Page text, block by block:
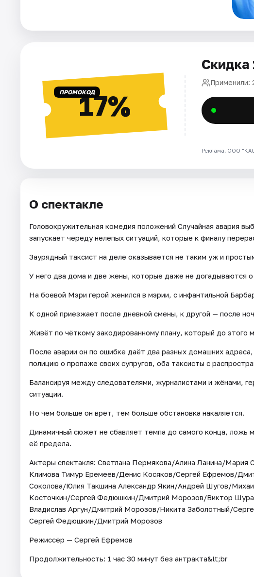
ПРОМОКОД17%
Скидка
Применили:
Реклама. ООО
О спектакле
Головокружительная комедия положений Случайная авария
запускает череду нелепых ситуаций, которые к финалу
Заурядный таксист на деле оказывается не таким уж и
У него два дома и две жены, которые даже не догадываются о
На боевой Мэри герой женился в мэрии, с инфантильной
К одной приезжает после дневной смены, к другой — после
Живёт по чёткому закодированному плану, который до этого
После аварии он по ошибке даёт два разных домашних
полицию о пропаже своих супругов, оба таксисты с
Балансируя между следователями, журналистами и жёнами,
ситуации.
Но чем больше он врёт, тем больше обстановка накаляется.
Динамичный сюжет не сбавляет темпа до самого конца, ложь
её предела.
Актеры спектакля: Светлана Пермякова/Алина Ланина/
Климова Тимур Еремеев/Денис Косяков/Сергей Ефремов/
Соколова/Юлия Такшина Александр Якин/Андрей Шугов/
Косточкин/Сергей Федюшкин/Дмитрий Морозов/Виктор
Владислав Аргун/Дмитрий Морозов/Никита Заболотный/
Сергей Федюшкин/Дмитрий Морозов
Режиссёр — Сергей Ефремов
Продолжительность: 1 час 30 минут без антракта&lt;br